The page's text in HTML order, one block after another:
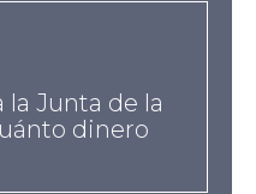
Junta de la
dinero